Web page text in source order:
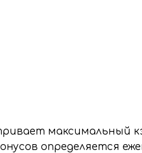
максимальный
определяется